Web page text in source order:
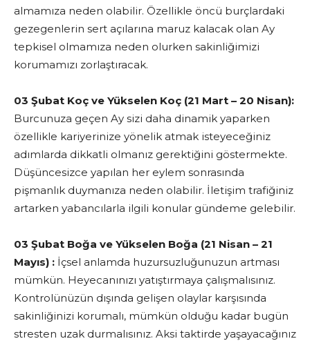
almamıza neden olabilir. Özellikle öncü burçlardaki
gezegenlerin sert açılarına maruz kalacak olan Ay
tepkisel olmamıza neden olurken sakinliğimizi
korumamızı zorlaştıracak.
03 Şubat Koç ve Yükselen Koç (21 Mart – 20 Nisan):
Burcunuza geçen Ay sizi daha dinamik yaparken
özellikle kariyerinize yönelik atmak isteyeceğiniz
adımlarda dikkatli olmanız gerektiğini göstermekte.
Düşüncesizce yapılan her eylem sonrasında
pişmanlık duymanıza neden olabilir. İletişim trafiğiniz
artarken yabancılarla ilgili konular gündeme gelebilir.
03 Şubat Boğa ve Yükselen Boğa (21 Nisan – 21
Mayıs) : İçsel anlamda huzursuzluğunuzun artması
mümkün. Heyecanınızı yatıştırmaya çalışmalısınız.
Kontrolünüzün dışında gelişen olaylar karşısında
sakinliğinizi korumalı, mümkün olduğu kadar bugün
stresten uzak durmalısınız. Aksi taktirde yaşayacağınız